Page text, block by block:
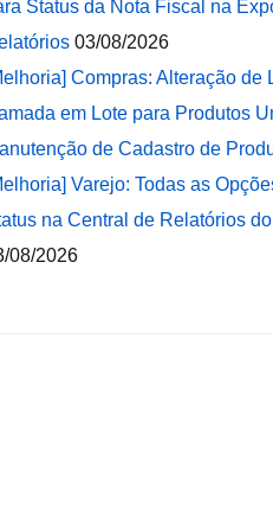
Status da Nota Fiscal na
03/08/2026
Compras: Alteração de
em Lote para Produtos
de Cadastro de
Varejo: Todas as
na Central de Relatórios
08/2026